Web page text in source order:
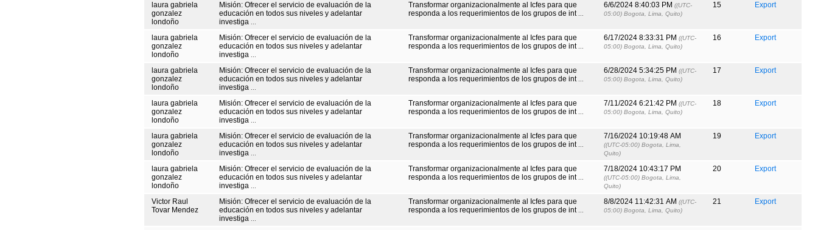
laura gabriela
gonzalez
londoño
Misión: Ofrecer el servicio de evaluación de la
educación en todos sus niveles y adelantar
investiga
Transformar organizacionalmente al Icfes para que
responda a los requerimientos de los grupos de int
6/6/2024 8:40:03 PM ((UTC-
05:00) Bogota, Lima, Quito)
15 Export
laura gabriela
gonzalez
londoño
Misión: Ofrecer el servicio de evaluación de la
educación en todos sus niveles y adelantar
investiga
Transformar organizacionalmente al Icfes para que
responda a los requerimientos de los grupos de int
6/17/2024 8:33:31 PM ((UTC-
05:00) Bogota, Lima, Quito)
16 Export
laura gabriela
gonzalez
londoño
Misión: Ofrecer el servicio de evaluación de la
educación en todos sus niveles y adelantar
investiga
Transformar organizacionalmente al Icfes para que
responda a los requerimientos de los grupos de int
6/28/2024 5:34:25 PM ((UTC-
05:00) Bogota, Lima, Quito)
17 Export
laura gabriela
gonzalez
londoño
Misión: Ofrecer el servicio de evaluación de la
educación en todos sus niveles y adelantar
investiga
Transformar organizacionalmente al Icfes para que
responda a los requerimientos de los grupos de int
7/11/2024 6:21:42 PM ((UTC-
05:00) Bogota, Lima, Quito)
18 Export
laura gabriela
gonzalez
londoño
Misión: Ofrecer el servicio de evaluación de la
educación en todos sus niveles y adelantar
investiga
Transformar organizacionalmente al Icfes para que
responda a los requerimientos de los grupos de int
7/16/2024 10:19:48 AM
((UTC-05:00) Bogota, Lima,
Quito)
19 Export
laura gabriela
gonzalez
londoño
Misión: Ofrecer el servicio de evaluación de la
educación en todos sus niveles y adelantar
investiga
Transformar organizacionalmente al Icfes para que
responda a los requerimientos de los grupos de int
7/18/2024 10:43:17 PM
((UTC-05:00) Bogota, Lima,
Quito)
20 Export
Victor Raul
Tovar Mendez
Misión: Ofrecer el servicio de evaluación de la
educación en todos sus niveles y adelantar
investiga
Transformar organizacionalmente al Icfes para que
responda a los requerimientos de los grupos de int
8/8/2024 11:42:31 AM ((UTC-
05:00) Bogota, Lima, Quito)
21 Export